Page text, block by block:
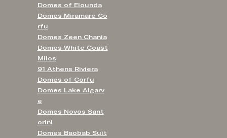
Domes of Elounda
Domes Miramare Co
rfu
Domes Zeen Chania
Domes White Coast
Milos
91 Athens Riviera
Domes of Corfu
Domes Lake Algarv
e
Domes Novos Sant
orini
Domes Baobab Suit